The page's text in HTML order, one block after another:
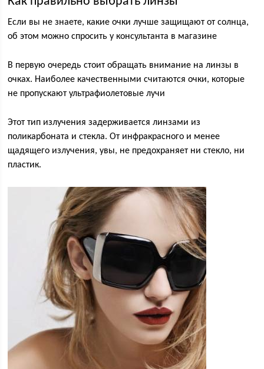
Если вы не знаете, какие очки лучше защищают от солнца,
об этом можно спросить у консультанта в магазине
В первую очередь стоит обращать внимание на линзы в
очках. Наиболее качественными считаются очки, которые
не пропускают ультрафиолетовые лучи
Этот тип излучения задерживается линзами из
поликарбоната и стекла. От инфракрасного и менее
щадящего излучения, увы, не предохраняет ни стекло, ни
пластик.